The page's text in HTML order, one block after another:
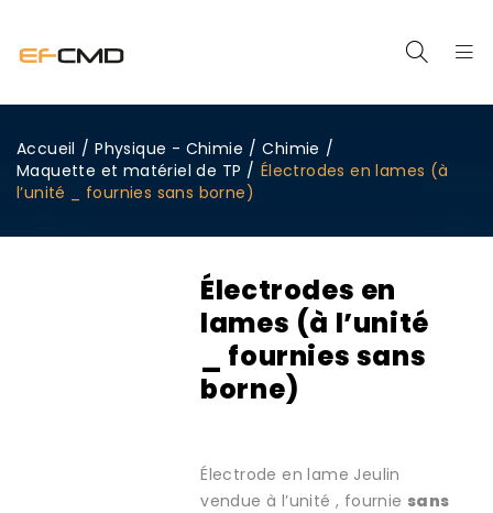
Accueil / Physique - Chimie / Chimie /
Maquette et matériel de TP / Électrodes en lames (à
l’unité _ fournies sans borne)
Électrodes en
lames (à l’unité
_ fournies sans
borne)
Électrode en lame Jeulin
vendue à l’unité , fournie sans